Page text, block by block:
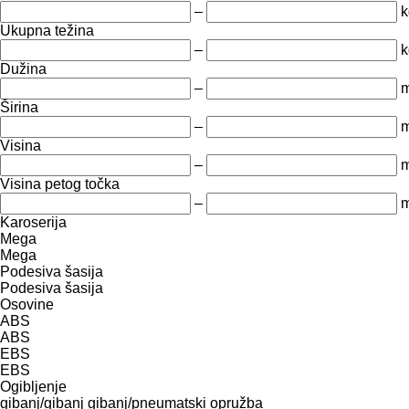
–
Ukupna težina
–
Dužina
–
Širina
–
Visina
–
Visina petog točka
–
Karoserija
Mega
Mega
Podesiva šasija
Podesiva šasija
Osovine
ABS
ABS
EBS
EBS
Ogibljenje
gibanj/gibanj gibanj/pneumatski opružba